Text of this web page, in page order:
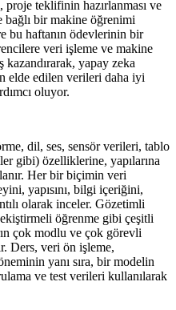
teklifinin hazırlanması ve
bağlı bir makine öğrenimi
bu haftanın ödevlerinin bir
veri işleme ve makine
kazandırarak, yapay zeka
elde edilen verileri daha iyi
oluyor.
dil, ses, sensör verileri, tablo
gibi) özelliklerine, yapılarına
Her bir biçimin veri
yapısını, bilgi içeriğini,
olarak inceler. Gözetimli
öğrenme gibi çeşitli
çok modlu ve çok görevli
Ders, veri ön işleme,
yanı sıra, bir modelin
ve test verileri kullanılarak